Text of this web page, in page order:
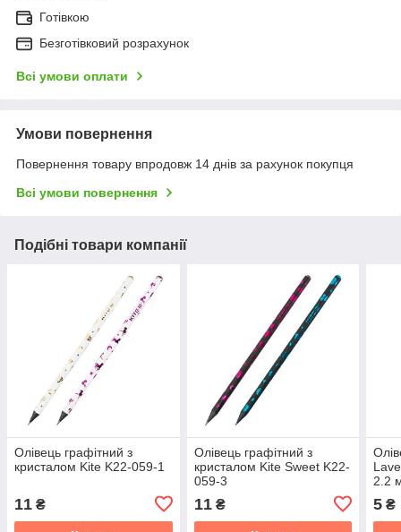
Готівкою
Безготівковий розрахунок
Всі умови оплати
Умови повернення
Повернення товару впродовж 14 днів за рахунок покупця
Всі умови повернення
Подібні товари компанії
Олівець графітний з
кристалом Kite K22-059-1
11 ₴
Олівець графітний з
кристалом Kite Sweet K22-
059-3
11₴
2.2
5 ₴